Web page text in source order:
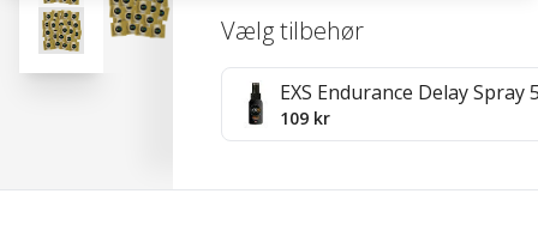
Vælg tilbehør
EXS Endurance Delay Spray
109 kr